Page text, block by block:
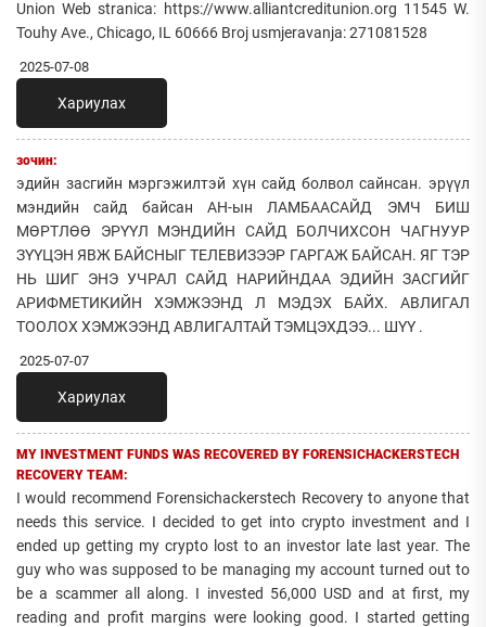
Union Web stranica: https://www.alliantcreditunion.org 11545 W.
Touhy Ave., Chicago, IL 60666 Broj usmjeravanja: 271081528
2025-07-08
Хариулах
зочин:
эдийн засгийн мэргэжилтэй хүн сайд болвол сайнсан. эрүүл
мэндийн сайд байсан АН-ын ЛАМБААСАЙД ЭМЧ БИШ
МӨРТЛӨӨ ЭРҮҮЛ МЭНДИЙН САЙД БОЛЧИХСОН ЧАГНУУР
ЗҮҮЦЭН ЯВЖ БАЙСНЫГ ТЕЛЕВИЗЭЭР ГАРГАЖ БАЙСАН. ЯГ ТЭР
НЬ ШИГ ЭНЭ УЧРАЛ САЙД НАРИЙНДАА ЭДИЙН ЗАСГИЙГ
АРИФМЕТИКИЙН ХЭМЖЭЭНД Л МЭДЭХ БАЙХ. АВЛИГАЛ
ТООЛОХ ХЭМЖЭЭНД АВЛИГАЛТАЙ ТЭМЦЭХДЭЭ... ШҮҮ .
2025-07-07
Хариулах
MY INVESTMENT FUNDS WAS RECOVERED BY FORENSICHACKERSTECH
RECOVERY TEAM:
I would recommend Forensichackerstech Recovery to anyone that
needs this service. I decided to get into crypto investment and I
ended up getting my crypto lost to an investor late last year. The
guy who was supposed to be managing my account turned out to
be a scammer all along. I invested 56,000 USD and at first, my
reading and profit margins were looking good. I started getting